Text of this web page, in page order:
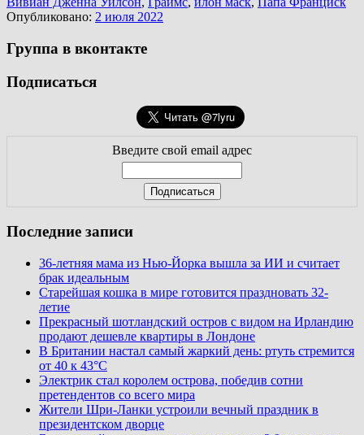
Опубликовано: 2 июля 2022
Группа в вконтакте
Подписаться
Введите свой email адрес
Последние записи
36-летняя мама из Нью-Йорка вышла за ИИ и считает
брак идеальным
Старейшая кошка в мире готовится праздновать 32-
летие
Прекрасный шотландский остров с видом на Ирландию
продают дешевле квартиры в Лондоне
В Британии настал самый жаркий день: ртуть стремится
от 40 к 43°C
Электрик стал королем острова, победив сотни
претендентов со всего мира
Жители Шри-Ланки устроили вечный праздник в
президентском дворце